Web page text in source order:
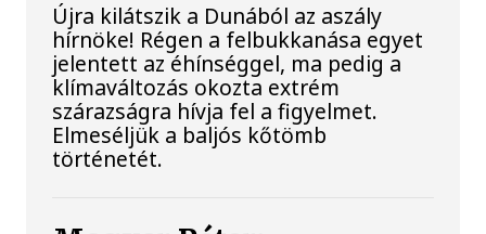
Újra kilátszik a Dunából az aszály
hírnöke! Régen a felbukkanása egyet
jelentett az éhínséggel, ma pedig a
klímaváltozás okozta extrém
szárazságra hívja fel a figyelmet.
Elmeséljük a baljós kőtömb
történetét.